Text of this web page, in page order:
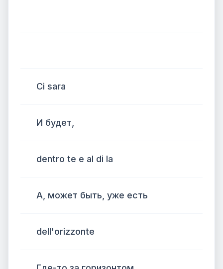
Ci sara
И будет,
dentro te e al di la
А, может быть, уже есть
dell'orizzonte